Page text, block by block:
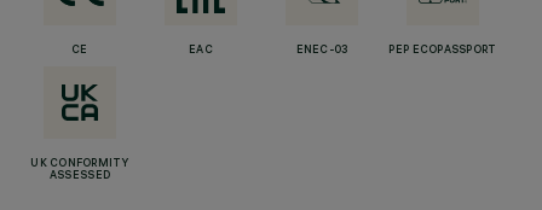
CE EAC ENEC-03 PEP ECOPASSPORT
UK CONFORMITY
ASSESSED